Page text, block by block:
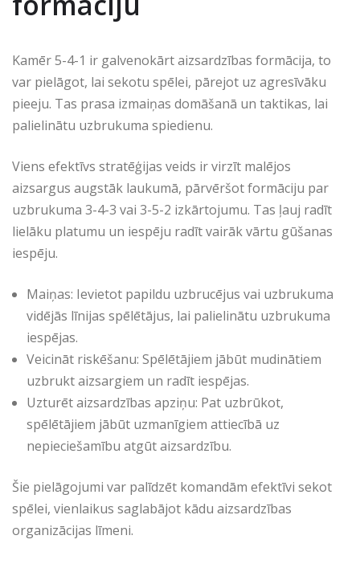
Kamēr 5-4-1 ir galvenokārt aizsardzības formācija, to
var pielāgot, lai sekotu spēlei, pārejot uz agresīvāku
pieeju. Tas prasa izmaiņas domāšanā un taktikas, lai
palielinātu uzbrukuma spiedienu.
Viens efektīvs stratēģijas veids ir virzīt malējos
aizsargus augstāk laukumā, pārvēršot formāciju par
uzbrukuma 3-4-3 vai 3-5-2 izkārtojumu. Tas ļauj radīt
lielāku platumu un iespēju radīt vairāk vārtu gūšanas
iespēju.
Maiņas: Ievietot papildu uzbrucējus vai uzbrukuma
vidējās līnijas spēlētājus, lai palielinātu uzbrukuma
iespējas.
Veicināt riskēšanu: Spēlētājiem jābūt mudinātiem
uzbrukt aizsargiem un radīt iespējas.
Uzturēt aizsardzības apziņu: Pat uzbrūkot,
spēlētājiem jābūt uzmanīgiem attiecībā uz
nepieciešamību atgūt aizsardzību.
Šie pielāgojumi var palīdzēt komandām efektīvi sekot
spēlei, vienlaikus saglabājot kādu aizsardzības
organizācijas līmeni.